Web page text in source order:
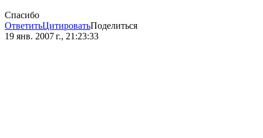
Спасибо
ОтветитьЦитироватьПоделиться
19 янв. 2007 г., 21:23:33